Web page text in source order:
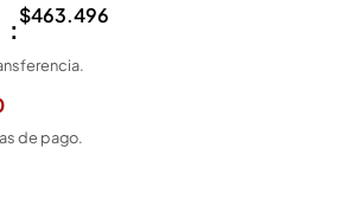
:$463.496
de pago.